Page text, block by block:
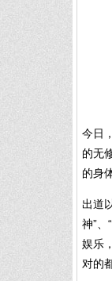
今日
的无
的身
出道
神”
娱乐
对的